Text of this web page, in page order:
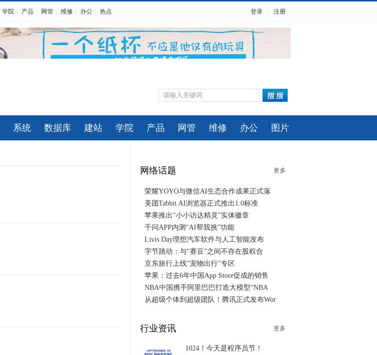
学院 产品 网管 维修 办公 热点 登录 注册
系统 数据库 建站 学院 产品 网管 维修 办公 图片
网络话题 更多
荣耀YOYO与微信AI生态合作成果正式落
美团Tabbit AI浏览器正式推出1.0标准
苹果推出“小小访达精灵”实体徽章
千问APP内测“AI帮我挑”功能
Livis Day理想汽车软件与人工智能发布
字节跳动：与“赛豆”之间不存在股权合
京东旅行上线“宠物出行”专区
苹果：过去6年中国App Store促成的销售
NBA中国携手阿里巴巴打造大模型“NBA
从超级个体到超级团队！腾讯正式发布Wor
行业资讯 更多
1024！今天是程序员节！